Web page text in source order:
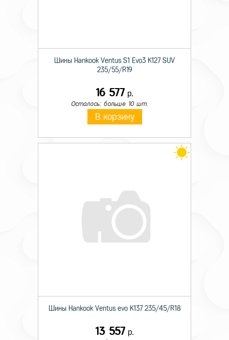
Шины Hankook Ventus S1 Evo3 K127 SUV
235/55/R19
16 577 р.
Осталось: больше 10 шт.
В корзину
Шины Hankook Ventus evo K137 235/45/R18
13 557 р.